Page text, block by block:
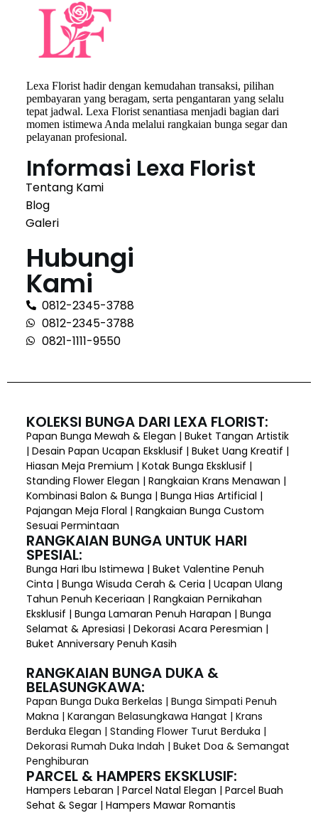
Lexa Florist hadir dengan kemudahan transaksi, pilihan
pembayaran yang beragam, serta pengantaran yang selalu
tepat jadwal. Lexa Florist senantiasa menjadi bagian dari
momen istimewa Anda melalui rangkaian bunga segar dan
pelayanan profesional.
Informasi Lexa Florist
Tentang Kami
Blog
Galeri
Hubungi
Kami
0812-2345-3788
0812-2345-3788
0821-1111-9550
KOLEKSI BUNGA DARI LEXA FLORIST:
Papan Bunga Mewah & Elegan | Buket Tangan Artistik
| Desain Papan Ucapan Eksklusif | Buket Uang Kreatif |
Hiasan Meja Premium | Kotak Bunga Eksklusif |
Standing Flower Elegan | Rangkaian Krans Menawan |
Kombinasi Balon & Bunga | Bunga Hias Artificial |
Pajangan Meja Floral | Rangkaian Bunga Custom
Sesuai Permintaan
RANGKAIAN BUNGA UNTUK HARI
SPESIAL:
Bunga Hari Ibu Istimewa | Buket Valentine Penuh
Cinta | Bunga Wisuda Cerah & Ceria | Ucapan Ulang
Tahun Penuh Keceriaan | Rangkaian Pernikahan
Eksklusif | Bunga Lamaran Penuh Harapan | Bunga
Selamat & Apresiasi | Dekorasi Acara Peresmian |
Buket Anniversary Penuh Kasih
RANGKAIAN BUNGA DUKA &
BELASUNGKAWA:
Papan Bunga Duka Berkelas | Bunga Simpati Penuh
Makna | Karangan Belasungkawa Hangat | Krans
Berduka Elegan | Standing Flower Turut Berduka |
Dekorasi Rumah Duka Indah | Buket Doa & Semangat
Penghiburan
PARCEL & HAMPERS EKSKLUSIF:
Hampers Lebaran | Parcel Natal Elegan | Parcel Buah
Sehat & Segar | Hampers Mawar Romantis